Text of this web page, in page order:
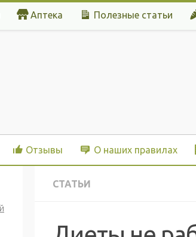
Аптека Полезные статьи
Отзывы О наших правилах
СТАТЬИ